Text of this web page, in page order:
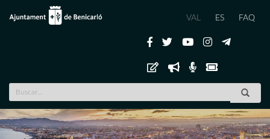
VAL ES FAQ